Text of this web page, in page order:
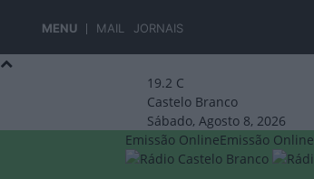
MENU MAIL JORNAIS
19.2 C
Castelo Branco
Sábado, Agosto 8, 2026
Emissão OnlineEmissão Online